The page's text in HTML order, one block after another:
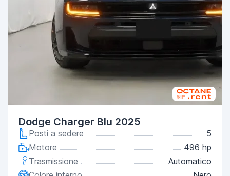
Dodge Charger Blu 2025
Posti a sedere
5
Motore
496 hp
Trasmissione
Automatico